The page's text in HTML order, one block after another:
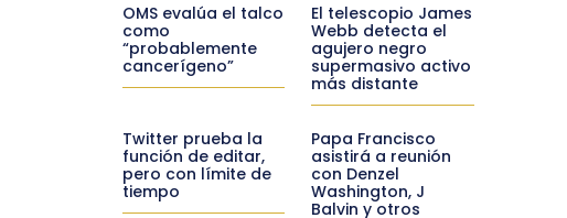
OMS evalúa el talco
como
“probablemente
cancerígeno”
El telescopio James
Webb detecta el
agujero negro
supermasivo activo
más distante
Twitter prueba la
función de editar,
pero con límite de
tiempo
Papa Francisco
asistirá a reunión
con Denzel
Washington, J
Balvin y otros